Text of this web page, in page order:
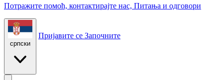
Потражите помоћ, контактирајте нас, Питања и одговори
српски
Пријавите се Започните